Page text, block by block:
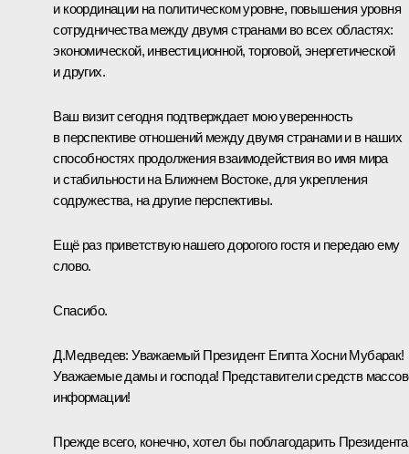
и координации на политическом уровне, повышения уровня
сотрудничества между двумя странами во всех областях:
экономической, инвестиционной, торговой, энергетической
и других.
Ваш визит сегодня подтверждает мою уверенность
в перспективе отношений между двумя странами и в наших
способностях продолжения взаимодействия во имя мира
и стабильности на Ближнем Востоке, для укрепления
содружества, на другие перспективы.
Ещё раз приветствую нашего дорогого гостя и передаю ему
слово.
Спасибо.
Д.Медведев: Уважаемый Президент Египта Хосни Мубарак!
Уважаемые дамы и господа! Представители средств
информации!
Прежде всего, конечно, хотел бы поблагодарить Президента